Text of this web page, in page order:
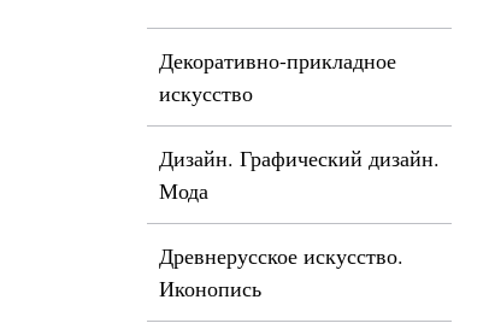
Декоративно-прикладное
искусство
Дизайн. Графический дизайн.
Мода
Древнерусское искусство.
Иконопись